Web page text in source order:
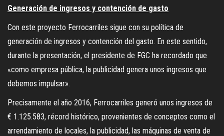
Generación de ingresos y contención de gasto
Con este proyecto Ferrocarriles sigue con su política de
generación de ingresos y contención del gasto. En este sentido,
durante la presentación, el presidente de FGC ha recordado que
«como empresa pública, la publicidad genera unos ingresos que
debemos impulsar».
Precisamente el año 2016, Ferrocarriles generó unos ingresos de
€ 1.125.583, récord histórico, provenientes de conceptos como el
arrendamiento de locales, la publicidad, las máquinas de venta de